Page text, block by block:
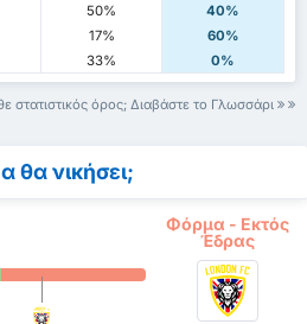
50%
40%
17%
60%
33% 0%
στατιστικός όρος; Διαβάστε το Γλωσσάρι
θα νικήσει;
Φόρμα - Εκτός
Έδρας